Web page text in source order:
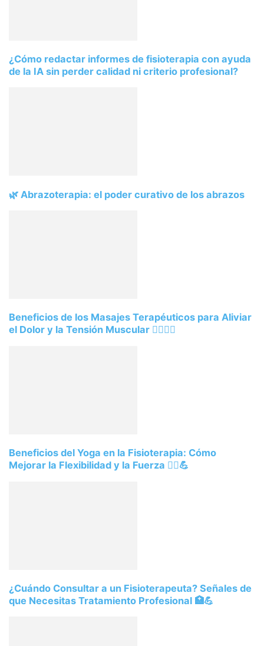
¿Cómo redactar informes de fisioterapia con ayuda
de la IA sin perder calidad ni criterio profesional?
🌿 Abrazoterapia: el poder curativo de los abrazos
Beneficios de los Masajes Terapéuticos para Aliviar
el Dolor y la Tensión Muscular 💆‍♂️💆‍♀️
Beneficios del Yoga en la Fisioterapia: Cómo
Mejorar la Flexibilidad y la Fuerza 🧘‍♀️💪
¿Cuándo Consultar a un Fisioterapeuta? Señales de
que Necesitas Tratamiento Profesional 🏥💪